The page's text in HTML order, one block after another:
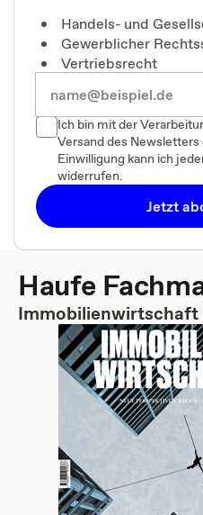
Handels- und
Gewerblicher
Vertriebsrecht
Ich bin mit der
Versand des
Einwilligung kann ich
widerrufen.
Jetzt
Haufe
Immobilienwirtschaft